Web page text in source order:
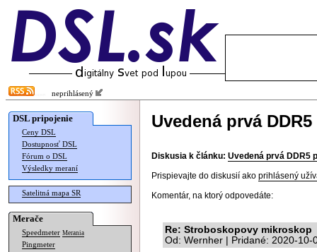
neprihlásený
DSL pripojenie
Ceny DSL
Dostupnosť DSL
Fórum o DSL
Výsledky meraní
Satelitná mapa SR
Merače
Speedmeter Merania
Pingmeter
Uvedená prvá
Diskusia k článku: Uvedená prvá DDR5
Prispievajte do diskusií ako prihlásený
Komentár, na ktorý odpovedáte:
Re: Stroboskopovy mikroskop
Od: Wernher | Pridané: 2020-10-